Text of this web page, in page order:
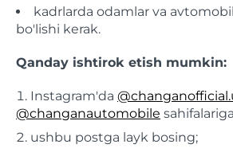
kadrlarda odamlar va
bo'lishi kerak.
Qanday ishtirok etish mumkin:
Instagram'da
@changanautomobile
ushbu postga layk bosing;